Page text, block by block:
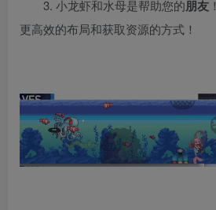
3. 小龙虾和水母是帮助您的朋友
更高效的布局和获取资源的方式！